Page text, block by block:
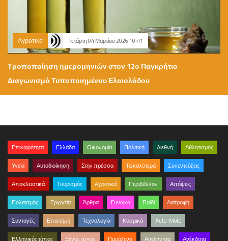
Αγροτικά Τετάρτη 04 Μαρτίου 2026 10:41
Τροποποίηση ημερομηνιών στον 12ο Παγκρήτιο
Διαγωνισμό Τυποποιημένου Ελαιολάδου
Επικαιρότητα Ελλάδα Οικονομία Πολιτική Διεθνή Αθλητισμός
Υγεία Αυτοδιοίκηση Στην πρέσσα Τα καλύτερα Συνεντεύξεις
Αποκλειστικά Τουρισμός Αγροτικά Περιβάλλον Απόψεις
Πολιτισμός Εργασία Άρθρα Γυναίκα Παιδί Διατροφή
Συνταγές Επιστήμη Τεχνολογία Κοσμικά Auto-Moto
Ελληνικός τύπος Ξένος τύπος Παράξενα Ανεξήγητα Ανέκδοτα